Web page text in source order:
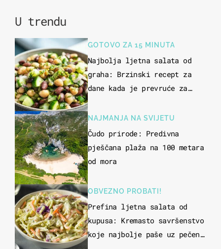
U trendu
GOTOVO ZA 15 MINUTA
Najbolja ljetna salata od
graha: Brzinski recept za
dane kada je prevruće za
NAJMANJA NA SVIJETU
Čudo prirode: Predivna
pješčana plaža na 100 metara
od mora
OBVEZNO PROBATI!
Prefina ljetna salata od
kupusa: Kremasto savršenstvo
koje najbolje paše uz pečeno